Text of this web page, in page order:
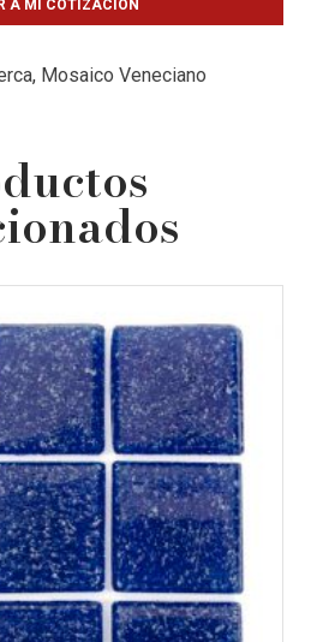
A MI COTIZACIÓN
, Mosaico Veneciano